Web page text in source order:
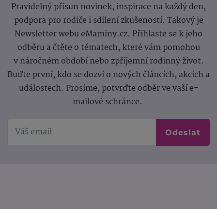
Pravidelný přísun novinek, inspirace na každý den,
podpora pro rodiče i sdílení zkušeností. Takový je
Newsletter webu eMaminy.cz. Přihlaste se k jeho
odběru a čtěte o tématech, které vám pomohou
v náročném období nebo zpříjemní rodinný život.
Buďte první, kdo se dozví o nových článcích, akcích a
událostech. Prosíme, potvrďte odběr ve vaší e-
mailové schránce.
Odeslat